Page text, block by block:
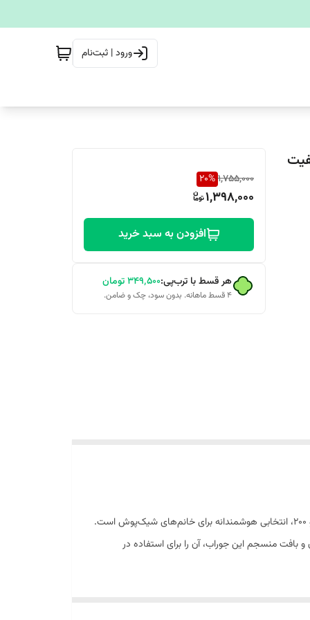
ورود | ثبت‌نام
(کیفیت
1,755,000
20%
1,398,000
افزودن به سبد خرید
هر قسط با ترب‌پی:۳۴۹٬۵۰۰تومان
۴ قسط ماهانه. بدون سود، چک و ضامن.
به دنبال جوراب‌شلواری هستید که در کنار ظاهر جذاب، دوام و راحتی فوق‌العاده‌ای داشته باشد؟ جوراب‌شلواری زنانه پریزن (Parizan) مدل میکرو ۲۰۰، انتخابی هوشمندانه برای خانم‌های شیک‌پوش است.
منسجم این جوراب، آن را برای استفاده در